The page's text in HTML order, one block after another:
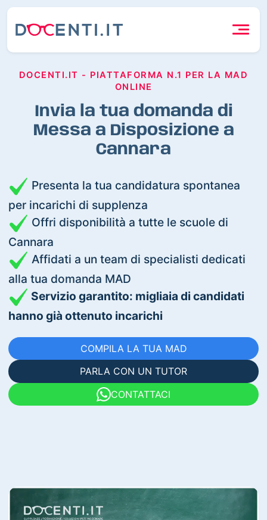
DOCENTI.IT - PIATTAFORMA N.1 PER LA MAD
ONLINE
Invia la tua domanda di
Messa a Disposizione a
Cannara
Presenta la tua candidatura spontanea
per incarichi di supplenza
Offri disponibilità a tutte le scuole di
Cannara
Affidati a un team di specialisti dedicati
alla tua domanda MAD
Servizio garantito: migliaia di candidati
hanno già ottenuto incarichi
COMPILA LA TUA MAD
PARLA CON UN TUTOR
CONTATTACI